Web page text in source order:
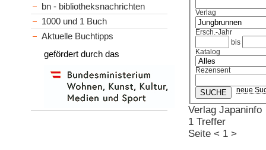
Verlag
Ersch.-Jahr
bis
Katalog
Rezensent
neue
Verlag Japaninfo
1 Treffer
Seite < 1 >
bn - bibliotheksnachrichten
1000 und 1 Buch
Aktuelle Buchtipps
gefördert durch das